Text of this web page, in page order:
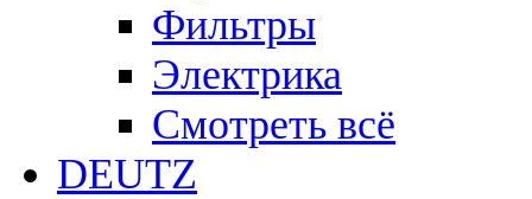
Фильтры
Электрика
Смотреть всё
DEUTZ